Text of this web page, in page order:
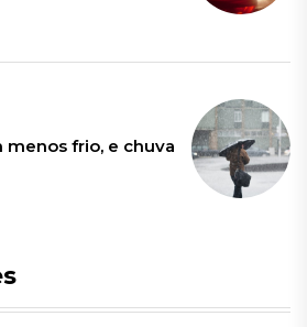
menos frio, e chuva